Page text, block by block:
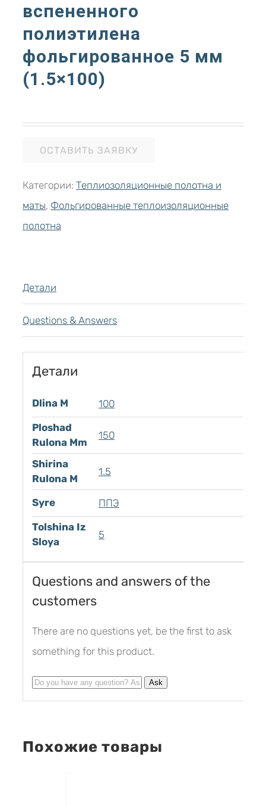
вспененного
полиэтилена
фольгированное 5 мм
(1.5×100)
ОСТАВИТЬ ЗАЯВКУ
Категории: Теплиозоляционные полотна и
маты, Фольгированные теплоизоляционные
полотна
Детали
Questions & Answers
Детали
Dlina M
100
Ploshad
Rulona Mm
150
Shirina
Rulona M
1.5
Syre
ППЭ
Tolshina Iz
Sloya
5
Questions and answers of the
customers
There are no questions yet, be the first to ask
something for this product.
Похожие товары